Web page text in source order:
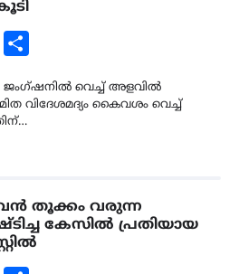
Copy
വെച്ച് അളവിൽ
വിദേശമദ്യം കൈവശം വെച്ച്
തൂക്കം വരുന്ന
കേസിൽ പ്രതിയായ